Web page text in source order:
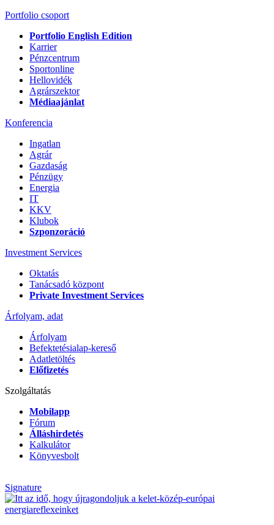
Portfolio csoport
Portfolio English Edition
Karrier
Pénzcentrum
Sportonline
Hellovidék
Agrárszektor
Médiaajánlat
Konferencia
Ingatlan
Agrár
Gazdaság
Pénzügy
Energia
IT
KKV
Klubok
Szponzoráció
Investment Services
Oktatás
Tanácsadó központ
Private Investment Services
Árfolyam, adat
Árfolyam
Befektetésialap-kereső
Adatletöltés
Előfizetés
Szolgáltatás
Mobilapp
Fórum
Álláshirdetés
Kalkulátor
Könyvesbolt
Signature